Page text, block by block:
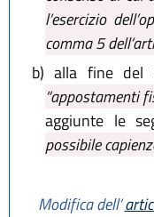
l’esercizio
comma 5
b) alla fine del
“appostamenti
aggiunte le
possibile
Modifica dell’